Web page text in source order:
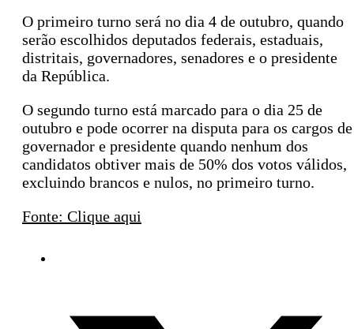
O primeiro turno será no dia 4 de outubro, quando
serão escolhidos deputados federais, estaduais,
distritais, governadores, senadores e o presidente
da República.
O segundo turno está marcado para o dia 25 de
outubro e pode ocorrer na disputa para os cargos de
governador e presidente quando nenhum dos
candidatos obtiver mais de 50% dos votos válidos,
excluindo brancos e nulos, no primeiro turno.
Fonte: Clique aqui